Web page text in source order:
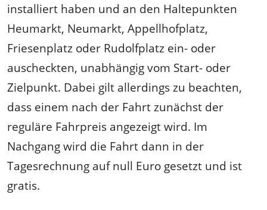
installiert haben und an den Haltepunkten
Heumarkt, Neumarkt, Appellhofplatz,
Friesenplatz oder Rudolfplatz ein- oder
auscheckten, unabhängig vom Start- oder
Zielpunkt. Dabei gilt allerdings zu beachten,
dass einem nach der Fahrt zunächst der
reguläre Fahrpreis angezeigt wird. Im
Nachgang wird die Fahrt dann in der
Tagesrechnung auf null Euro gesetzt und ist
gratis.